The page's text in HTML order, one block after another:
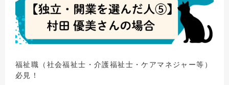
福祉職（社会福祉士・介護福祉士・ケアマネジャー等）
必見！